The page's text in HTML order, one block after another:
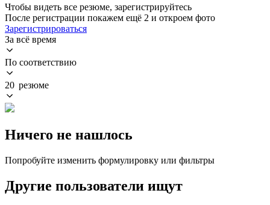
Чтобы видеть все резюме, зарегистрируйтесь
После регистрации покажем ещё 2 и откроем фото
Зарегистрироваться
За всё время
По соответствию
20 резюме
Ничего не нашлось
Попробуйте изменить формулировку или фильтры
Другие пользователи ищут